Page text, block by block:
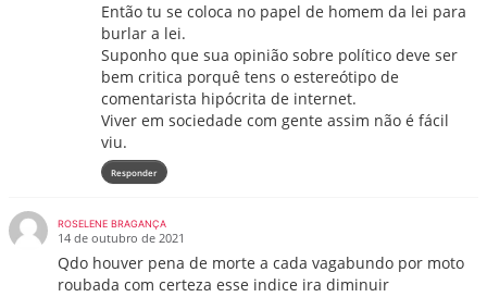
Então tu se coloca no papel de homem da lei para
burlar a lei.
Suponho que sua opinião sobre político deve ser
bem critica porquê tens o estereótipo de
comentarista hipócrita de internet.
Viver em sociedade com gente assim não é fácil
viu.
Responder
ROSELENE BRAGANÇA
14 de outubro de 2021
Qdo houver pena de morte a cada vagabundo por moto
roubada com certeza esse indice ira diminuir